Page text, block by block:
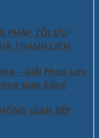
PHÁP TỐI ƯU
THANH LỊCH
– Giải Pháp Lưu
Gian Sống
GIAN BẾP